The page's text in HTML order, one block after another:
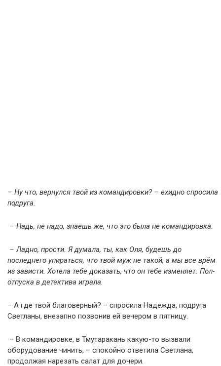
– Ну что, вернулся твой из командировки? – ехидно спросила
подруга.
– Надь, не надо, знаешь же, что это была не командировка.
– Ладно, прости. Я думала, ты, как Оля, будешь до
последнего упираться, что твой муж не такой, а мы все врём
из зависти. Хотела тебе доказать, что он тебе изменяет. Пол-
отпуска в детектива играла.
– А где твой благоверный? – спросила Надежда, подруга
Светланы, внезапно позвонив ей вечером в пятницу.
– В командировке, в Тмутаракань какую-то вызвали
оборудование чинить, – спокойно ответила Светлана,
продолжая нарезать салат для дочери.